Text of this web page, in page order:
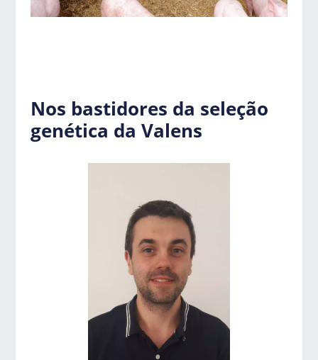
Nos bastidores da seleção
genética da Valens